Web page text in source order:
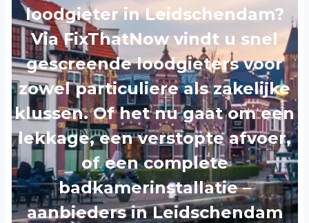
loodgieter in Leidschendam?
Via FixThatNow vindt u snel
gescreende loodgieters voor
zowel particuliere als zakelijke
klussen. Of het nu gaat om een
lekkage, een verstopte afvoer,
of een complete
badkamerinstallatie –
aanbieders in Leidschendam